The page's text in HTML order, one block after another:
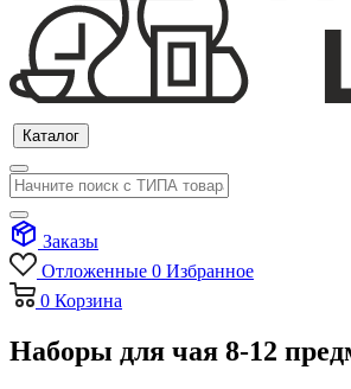
Каталог
Заказы
Отложенные 0 Избранное
0 Корзина
Наборы для чая 8-12